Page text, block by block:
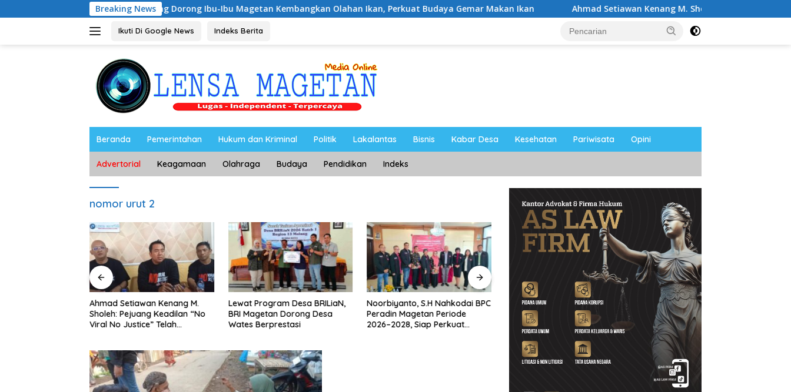
ke
Breaking News
Riyono Caping Dorong Ibu-Ibu Magetan Kembangkan Olahan Ikan, Perkuat Budaya Gemar Makan Ikan Ahmad Setiawan Kenang M. Sholeh: Pejuang Keadilan “No Viral No
Ikuti Di Google News Indeks Berita
Beranda Pemerintahan Hukum dan Kriminal Politik Lakalantas Bisnis Kabar Desa Kesehatan Pariwisata Opini
Advertorial Keagamaan Olahraga Budaya Pendidikan Indeks
nomor urut 2
Ahmad Setiawan Kenang M.
Sholeh: Pejuang Keadilan “No
Viral No Justice” Telah
Lewat Program Desa BRILiaN,
BRI Magetan Dorong Desa
Wates Berprestasi
Noorbiyanto, S.H Nahkodai BPC
Peradin Magetan Periode
2026–2028, Siap Perkuat
UNESA Gelar ICAPSTURE 2026
di Magetan, Dorong Inovasi
untuk Masa Depan
Berkelanjutan
Ketua PWI Magetan: OKK
Penting untuk Mencetak
Wartawan Profesional,
Berintegritas dan Terpercaya